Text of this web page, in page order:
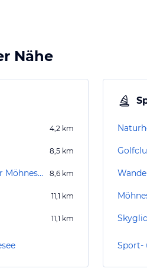
Nähe
4,2 km
8,5 km
Gedenkstätte für die Opfer der Möhneseekatastrophe 8,6 km
11,1 km
11,1 km
Sport-